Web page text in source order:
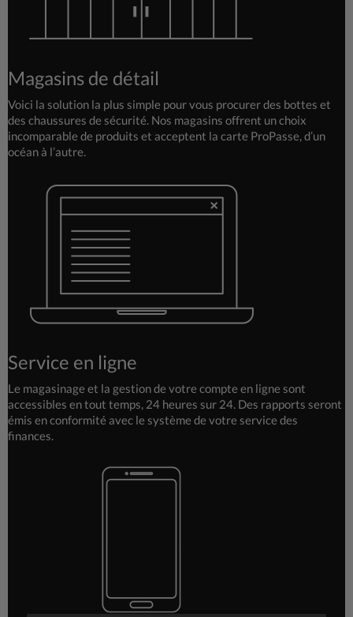
Magasins de détail
Voici la solution la plus simple pour vous procurer des bottes et
des chaussures de sécurité. Nos magasins offrent un choix
incomparable de produits et acceptent la carte ProPasse, d’un
océan à l’autre.
Service en ligne
Le magasinage et la gestion de votre compte en ligne sont
accessibles en tout temps, 24 heures sur 24. Des rapports seront
émis en conformité avec le système de votre service des
finances.